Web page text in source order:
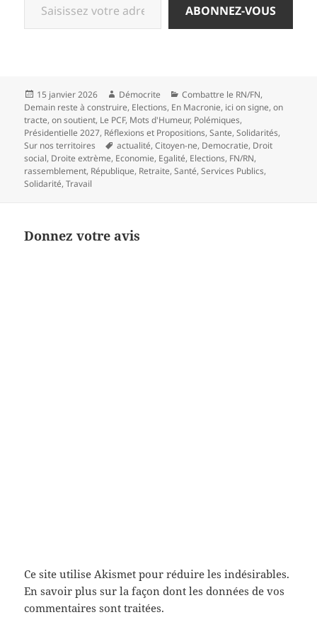
ABONNEZ-VOUS
Publié
le
15 janvier 2026 Auteur
Démocrite Catégories
Combattre le RN/FN,
Demain reste à construire, Elections, En Macronie, ici on signe, on
tracte, on soutient, Le PCF, Mots d'Humeur, Polémiques,
Présidentielle 2027, Réflexions et Propositions,Sante,Solidarités,
Sur nos territoires
Mots-
clés
actualité,Citoyen-ne, Democratie, Droit
social, Droite extrème, Economie, Egalité, Elections, FN/RN,
rassemblement, République, Retraite,Santé,Services Publics,
Solidarité,Travail
Donnez votre avis
Ce site utilise Akismet pour réduire les indésirables.
En savoir plus sur la façon dont les données de vos
commentaires sont traitées.